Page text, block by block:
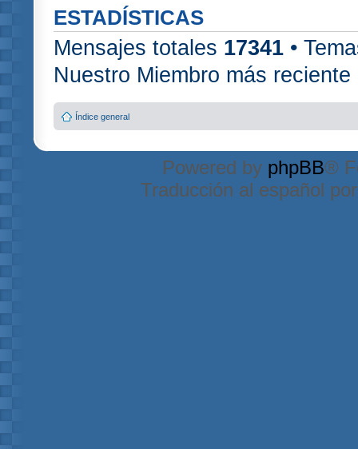
ESTADÍSTICAS
Mensajes totales 17341 •
Nuestro Miembro más
Índice general
Powered by phpBB®
Traducción al español